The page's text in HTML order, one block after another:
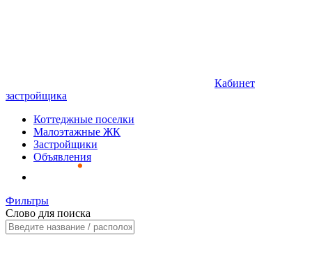
Кабинет
застройщика
Коттеджные поселки
Малоэтажные ЖК
Застройщики
Объявления
Фильтры
Слово для поиска